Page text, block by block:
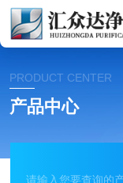
PRODUCT CENTER
产品中心